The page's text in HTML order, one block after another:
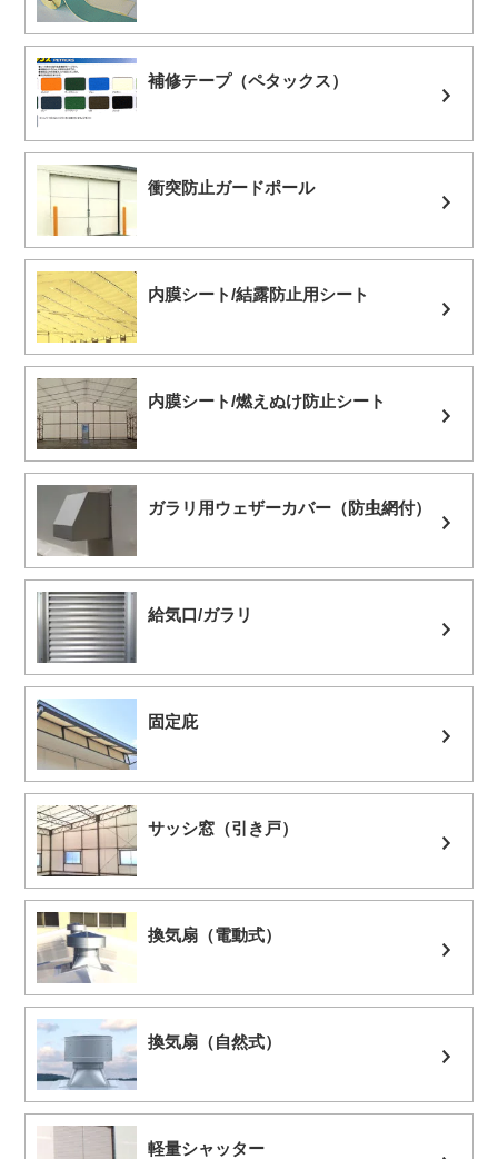
補修テープ（ペタックス）
衝突防止ガードポール
内膜シート/結露防止用シート
内膜シート/燃えぬけ防止シート
ガラリ用ウェザーカバー（防虫網付）
給気口/ガラリ
固定庇
サッシ窓（引き戸）
換気扇（電動式）
換気扇（自然式）
軽量シャッター